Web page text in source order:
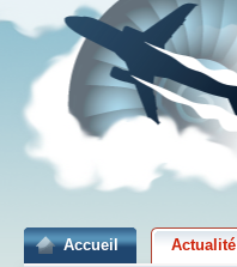
Accueil Actualité